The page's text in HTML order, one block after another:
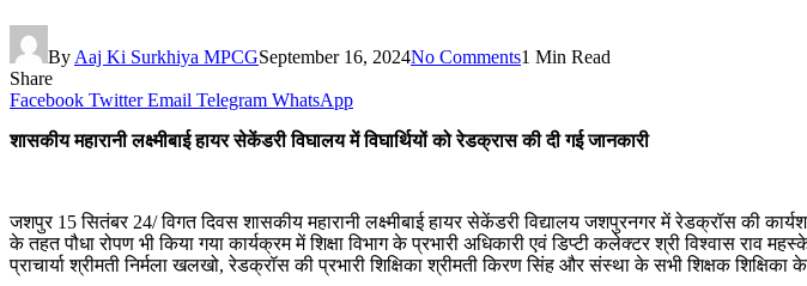
By Aaj Ki Surkhiya MPCGSeptember 16, 2024No Comments1 Min Read
Share
Facebook Twitter Email Telegram WhatsApp
शासकीय महारानी लक्ष्मीबाई हायर सेकेंडरी विघालय में विघार्थियों को रेडक्रास की दी गई जानकारी
जशपुर 15 सितंबर 24/ विगत दिवस शासकीय महारानी लक्ष्मीबाई हायर सेकेंडरी विद्यालय जशपुरनगर में रेडक्रॉस की
के तहत पौधा रोपण भी किया गया कार्यक्रम में शिक्षा विभाग के प्रभारी अधिकारी एवं डिप्टी कलेक्टर श्री विश्वास
प्राचार्या श्रीमती निर्मला खलखो, रेडक्रॉस की प्रभारी शिक्षिका श्रीमती किरण सिंह और संस्था के सभी शिक्षक